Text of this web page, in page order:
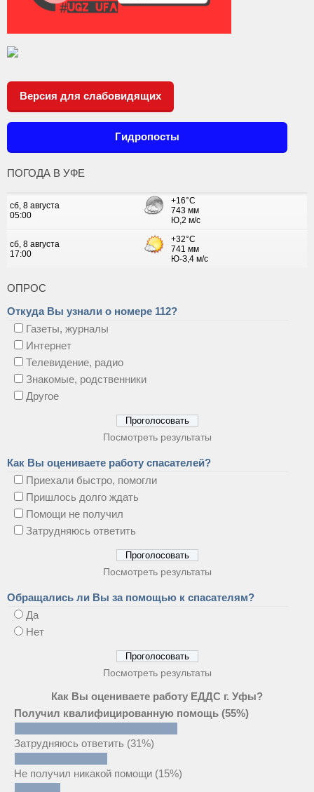
Версия для слабовидящих
Гидропосты
ПОГОДА В УФЕ
ОПРОС
Откуда Вы узнали о номере 112?
Газеты, журналы
Интернет
Телевидение, радио
Знакомые, родственники
Другое
Посмотреть результаты
Как Вы оцениваете работу спасателей?
Приехали быстро, помогли
Пришлось долго ждать
Помощи не получил
Затрудняюсь ответить
Посмотреть результаты
Обращались ли Вы за помощью к спасателям?
Да
Нет
Посмотреть результаты
Как Вы оцениваете работу ЕДДС г. Уфы?
Получил квалифицированную помощь (55%)
Затрудняюсь ответить (31%)
Не получил никакой помощи (15%)